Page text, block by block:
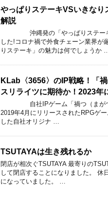
やっぱりステーキVSいきな
解説
沖縄発の「やっぱりステーキ」
した!コロナ禍で外食チェーン業界が
りステーキ」の魅力は何でしょうか
KLab〈3656〉のIP戦略！「
スリライツに期待か！2023年
自社IPゲーム「禍つ（まが
2019年4月にリリースされたRPGゲ
した自社オリジナ …
TSUTAYAは生き残れるか
閉店が相次ぐTSUTAYA 最寄りの
して閉店することになりました。 休
になっていました。 …